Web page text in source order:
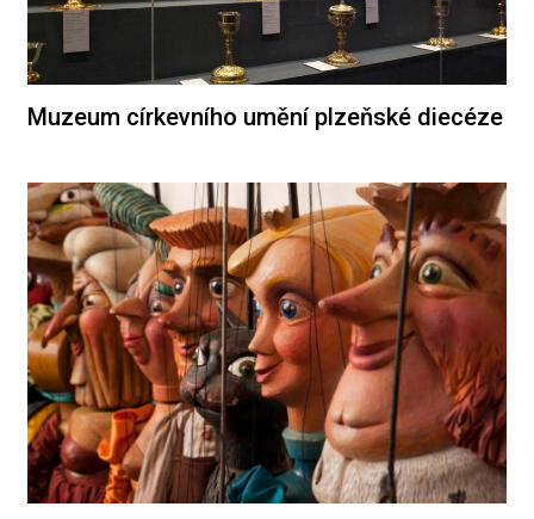
Muzeum církevního umění plzeňské diecéze